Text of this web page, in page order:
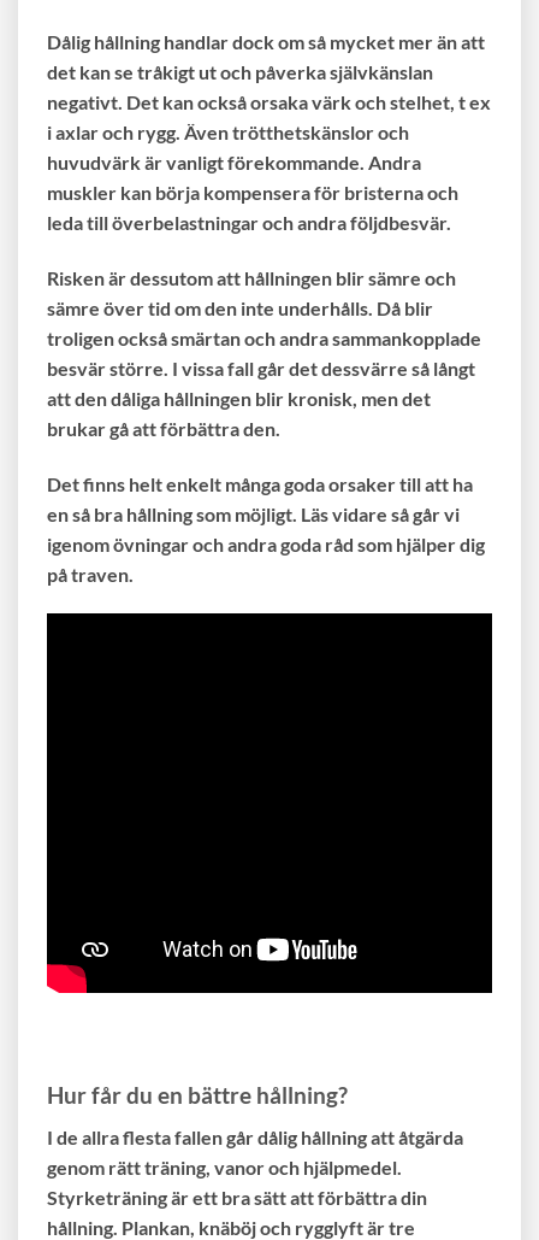
Dålig hållning handlar dock om så mycket mer än att
det kan se tråkigt ut och påverka självkänslan
negativt. Det kan också orsaka värk och stelhet, t ex
i axlar och rygg. Även trötthetskänslor och
huvudvärk är vanligt förekommande. Andra
muskler kan börja kompensera för bristerna och
leda till överbelastningar och andra följdbesvär.
Risken är dessutom att hållningen blir sämre och
sämre över tid om den inte underhålls. Då blir
troligen också smärtan och andra sammankopplade
besvär större. I vissa fall går det dessvärre så långt
att den dåliga hållningen blir kronisk, men det
brukar gå att förbättra den.
Det finns helt enkelt många goda orsaker till att ha
en så bra hållning som möjligt. Läs vidare så går vi
igenom övningar och andra goda råd som hjälper dig
på traven.
Hur får du en bättre hållning?
I de allra flesta fallen går dålig hållning att åtgärda
genom rätt träning, vanor och hjälpmedel.
Styrketräning är ett bra sätt att förbättra din
hållning. Plankan, knäböj och rygglyft är tre